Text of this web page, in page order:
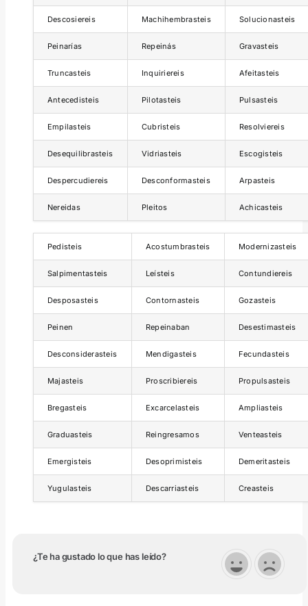
Descosiereis Machihembrasteis Solucionasteis
Peinarías Repeinás Gravasteis
Truncasteis Inquiriereis Afeitasteis
Antecedisteis Pilotasteis Pulsasteis
Empilasteis Cubristeis Resolviereis
Desequilibrasteis Vidriasteis Escogisteis
Despercudiereis Desconformasteis Arpasteis
Nereidas Pleitos Achicasteis
Pedisteis Acostumbrasteis Modernizasteis
Salpimentasteis Leísteis Contundiereis
Desposasteis Contornasteis Gozasteis
Peinen Repeinaban Desestimasteis
Desconsiderasteis Mendigasteis Fecundasteis
Majasteis Proscribiereis Propulsasteis
Bregasteis Excarcelasteis Ampliasteis
Graduasteis Reingresamos Venteasteis
Emergisteis Desoprimisteis Demeritasteis
Yugulasteis Descarriasteis Creasteis
¿Te ha gustado lo que has leído?